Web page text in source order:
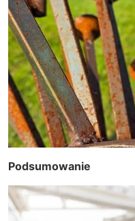
Podsumowanie